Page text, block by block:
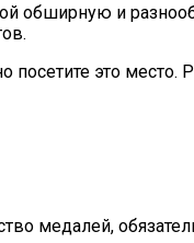
обширную и
это место.
медалей,